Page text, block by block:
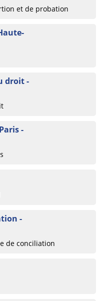
et de probation
droit -
-
-
de conciliation